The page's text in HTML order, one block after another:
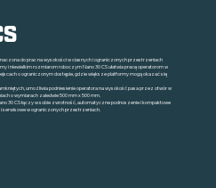
do prac na wysokości w ciasnych i ograniczonych przestrzeniach
i niewielkim rozmiarom roboczym Nano 30 CS ułatwia pracę operatorom w
o ograniczonym dostępie, gdzie większe platformy mogą okazać się
umożliwia podniesienie operatora na wysokość pasa przez otwór w
o wymiarach zaledwie 500 mm x 500 mm.
30 CS łączy w sobie zwrotność, automatyczne podnoszenie i kompaktowe
i serwisowe w ograniczonych przestrzeniach.